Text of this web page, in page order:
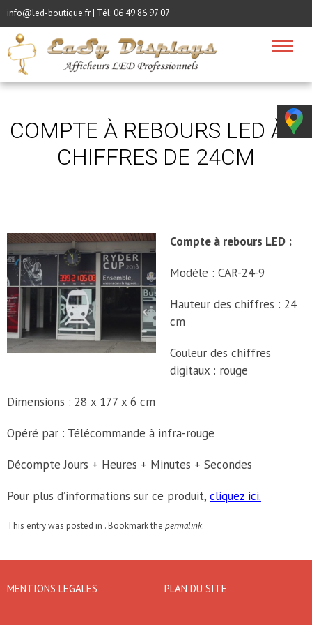
info@led-boutique.fr | Tél: 06 49 86 97 07
COMPTE À REBOURS LED À 9
CHIFFRES DE 24CM
Compte à rebours LED :
Modèle : CAR-24-9
Hauteur des chiffres : 24
cm
Couleur des chiffres
digitaux : rouge
Dimensions : 28 x 177 x 6 cm
Opéré par : Télécommande à infra-rouge
Décompte Jours + Heures + Minutes + Secondes
Pour plus d’informations sur ce produit, cliquez ici.
This entry was posted in . Bookmark the permalink.
MENTIONS LEGALES PLAN DU SITE